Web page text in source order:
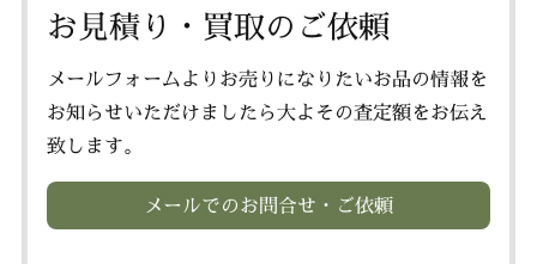
お見積り・買取のご依頼
メールフォームよりお売りになりたいお品の情報を
お知らせいただけましたら大よその査定額をお伝え
致します。
メールでのお問合せ・ご依頼